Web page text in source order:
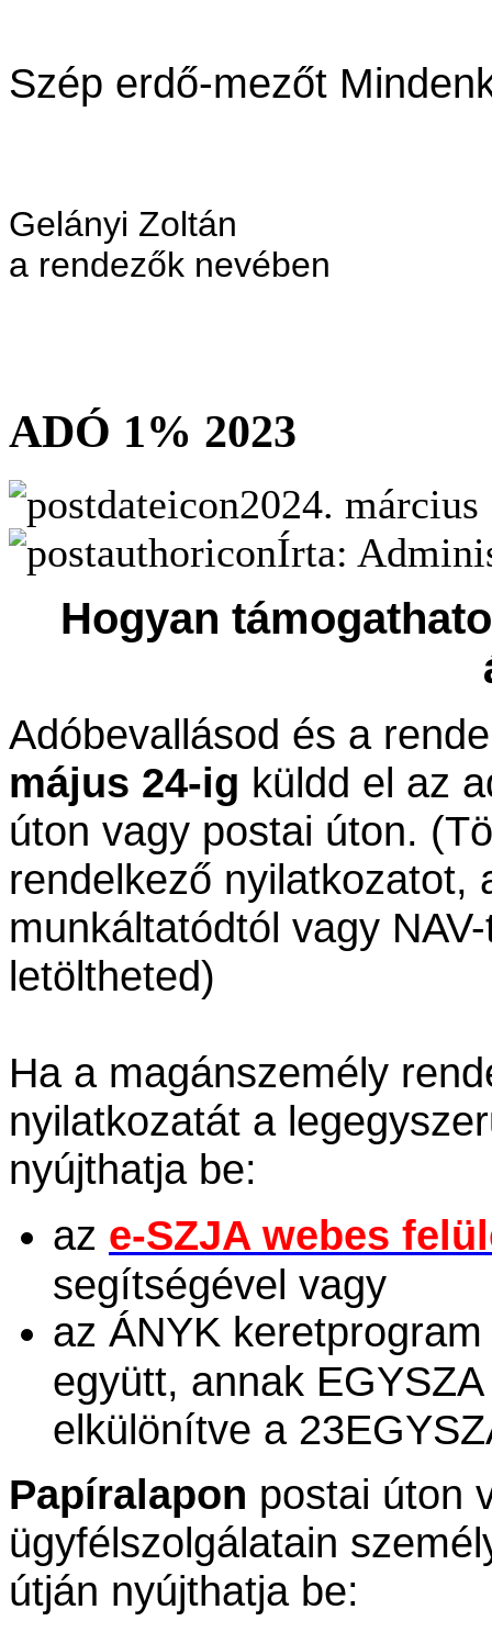
Szép erdő-mezőt
Gelányi Zoltán
a rendezők nevében
ADÓ 1% 2023
2024. március
Írta:
Hogyan
Adóbevallásod és a
május 24-ig küldd el az
úton vagy postai úton.
rendelkező nyilatkozatot,
munkáltatódtól vagy
letöltheted)
Ha a magánszemély
nyilatkozatát a
nyújthatja be:
az e-SZJA webes
segítségével vagy
az ÁNYK
együtt, annak
elkülönítve a
Papíralapon postai úton
ügyfélszolgálatain
útján nyújthatja be: